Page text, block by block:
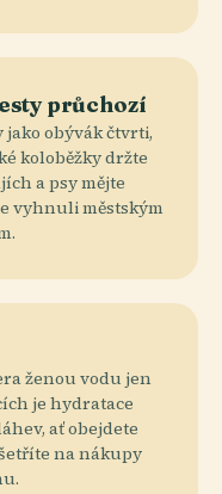
průchozí
obývák čtvrti,
koloběžky držte
a psy mějte
vyhnuli městským
ženou vodu jen
je hydratace
ať obejdete
na nákupy